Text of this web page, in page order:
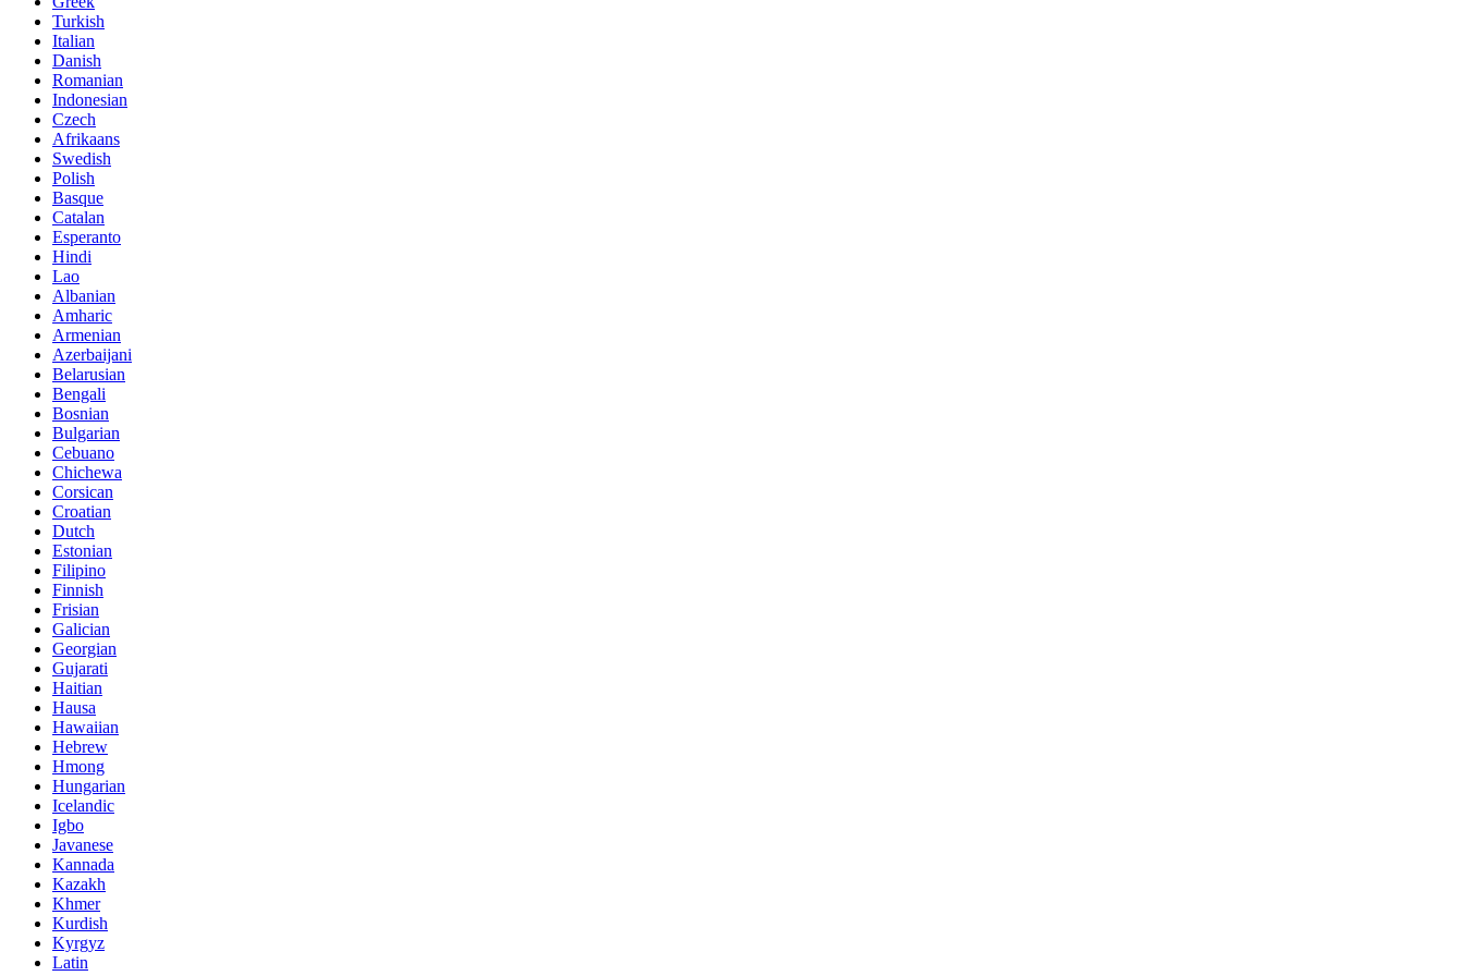
Turkish
Italian
Danish
Romanian
Indonesian
Czech
Afrikaans
Swedish
Polish
Basque
Catalan
Esperanto
Hindi
Lao
Albanian
Amharic
Armenian
Azerbaijani
Belarusian
Bengali
Bosnian
Bulgarian
Cebuano
Chichewa
Corsican
Croatian
Dutch
Estonian
Filipino
Finnish
Frisian
Galician
Georgian
Gujarati
Haitian
Hausa
Hawaiian
Hebrew
Hmong
Hungarian
Icelandic
Igbo
Javanese
Kannada
Kazakh
Khmer
Kurdish
Kyrgyz
Latin